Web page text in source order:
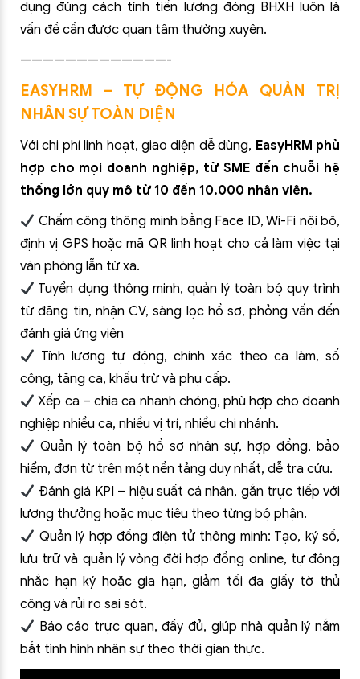
dụng đúng cách tính tiền lương đóng BHXH luôn là
vấn đề cần được quan tâm thường xuyên.
—————————————-
EASYHRM – TỰ ĐỘNG HÓA QUẢN TRỊ
NHÂN SỰ TOÀN DIỆN
Với chi phí linh hoạt, giao diện dễ dùng, EasyHRM phù
hợp cho mọi doanh nghiệp, từ SME đến chuỗi hệ
thống lớn quy mô từ 10 đến 10.000 nhân viên.
Chấm công thông minh bằng Face ID, Wi-Fi nội bộ,
định vị GPS hoặc mã QR linh hoạt cho cả làm việc tại
văn phòng lẫn từ xa.
Tuyển dụng thông minh, quản lý toàn bộ quy trình
từ đăng tin, nhận CV, sàng lọc hồ sơ, phỏng vấn đến
đánh giá ứng viên
Tính lương tự động, chính xác theo ca làm, số
công, tăng ca, khấu trừ và phụ cấp.
Xếp ca – chia ca nhanh chóng, phù hợp cho doanh
nghiệp nhiều ca, nhiều vị trí, nhiều chi nhánh.
Quản lý toàn bộ hồ sơ nhân sự, hợp đồng, bảo
hiểm, đơn từ trên một nền tảng duy nhất, dễ tra cứu.
Đánh giá KPI – hiệu suất cá nhân, gắn trực tiếp với
lương thưởng hoặc mục tiêu theo từng bộ phận.
Quản lý hợp đồng điện tử thông minh: Tạo, ký số,
lưu trữ và quản lý vòng đời hợp đồng online, tự động
nhắc hạn ký hoặc gia hạn, giảm tối đa giấy tờ thủ
công và rủi ro sai sót.
Báo cáo trực quan, đầy đủ, giúp nhà quản lý nắm
bắt tình hình nhân sự theo thời gian thực.